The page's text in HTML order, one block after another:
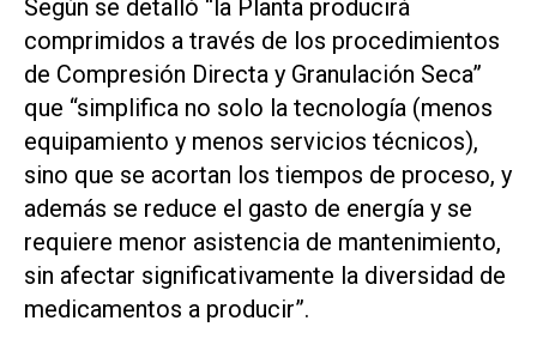
Según se detalló “la Planta producirá
comprimidos a través de los procedimientos
de Compresión Directa y Granulación Seca”
que “simplifica no solo la tecnología (menos
equipamiento y menos servicios técnicos),
sino que se acortan los tiempos de proceso, y
además se reduce el gasto de energía y se
requiere menor asistencia de mantenimiento,
sin afectar significativamente la diversidad de
medicamentos a producir”.